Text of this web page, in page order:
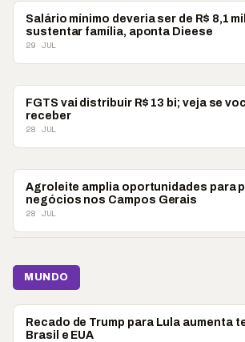
ECONOMIA
Salário mínimo deveria ser de R$ 8,1
sustentar família, aponta Dieese
29 JUL
ECONOMIA
FGTS vai distribuir R$ 13 bi; veja se
receber
28 JUL
ECONOMIA
Agroleite amplia oportunidades para
negócios nos Campos Gerais
28 JUL
MUNDO
MUNDO
Recado de Trump para Lula aumenta
Brasil e EUA